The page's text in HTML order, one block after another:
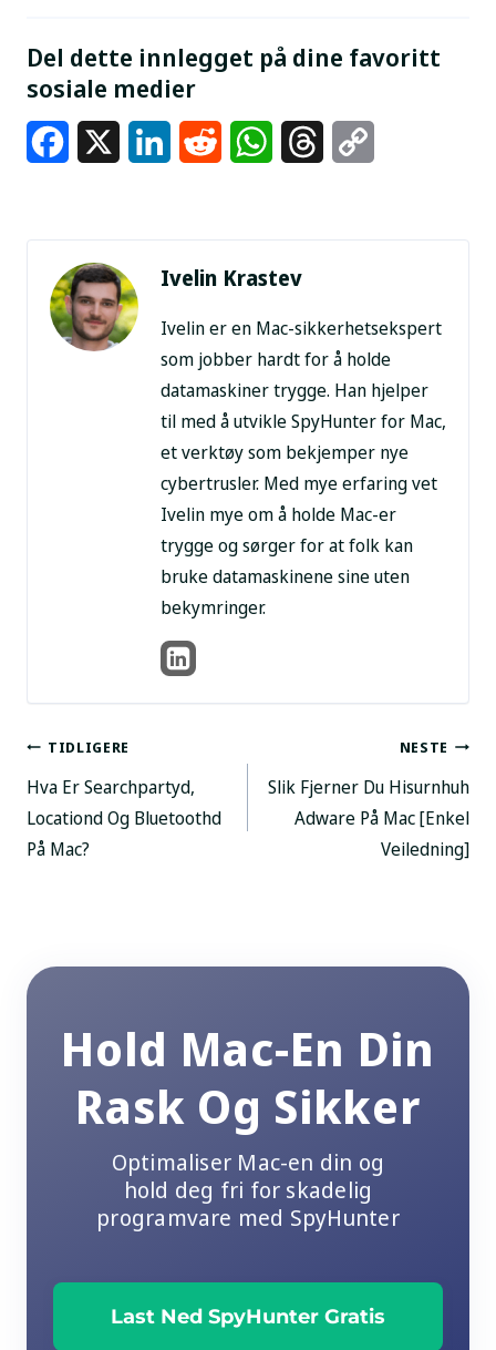
Del dette innlegget på dine favoritt
sosiale medier
Facebook LinkedInReddit WhatsAppThreads
Ivelin Krastev
Ivelin er en Mac-sikkerhetsekspert
som jobber hardt for å holde
datamaskiner trygge. Han hjelper
til med å utvikle SpyHunter for Mac,
et verktøy som bekjemper nye
cybertrusler. Med mye erfaring vet
Ivelin mye om å holde Mac-er
trygge og sørger for at folk kan
bruke datamaskinene sine uten
bekymringer.
Postnavigering
TIDLIGERE
Hva Er Searchpartyd,
Locationd Og Bluetoothd
På Mac?
NESTE
Slik Fjerner Du Hisurnhuh
Adware På Mac [Enkel
Veiledning]
Hold Mac-En Din
Rask Og Sikker
Optimaliser Mac-en din og
hold deg fri for skadelig
programvare med SpyHunter
Last Ned SpyHunter Gratis